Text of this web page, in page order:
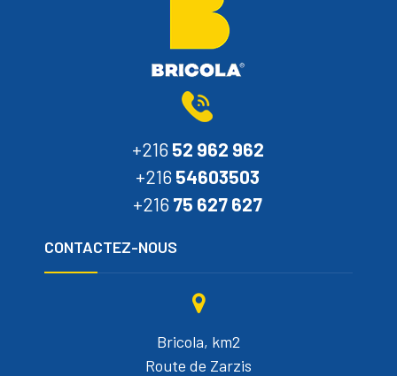
+216 52 962 962
+216 54603503
+216 75 627 627
CONTACTEZ-NOUS
Bricola, km2
Route de Zarzis